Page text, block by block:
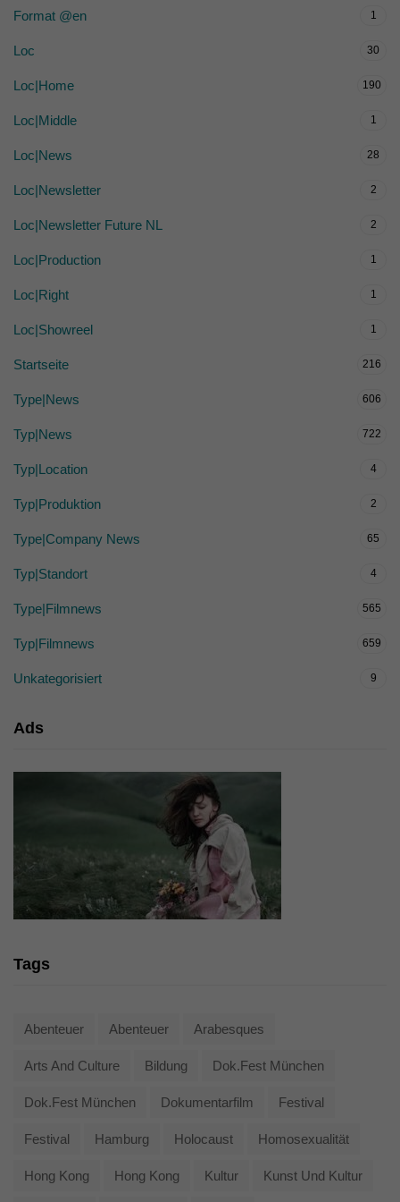
Format @en 1
Loc 30
Loc|Home 190
Loc|Middle 1
Loc|News 28
Loc|Newsletter 2
Loc|Newsletter Future NL 2
Loc|Production 1
Loc|Right 1
Loc|Showreel 1
Startseite 216
Type|News 606
Typ|News 722
Typ|Location 4
Typ|Produktion 2
Type|Company News 65
Typ|Standort 4
Type|Filmnews 565
Typ|Filmnews 659
Unkategorisiert 9
Ads
Tags
Abenteuer Abenteuer Arabesques
Arts And Culture Bildung Dok.fest München
Dok.fest München Dokumentarfilm Festival
Festival Hamburg Holocaust Homosexualität
Hong Kong Hong Kong Kultur Kunst Und Kultur